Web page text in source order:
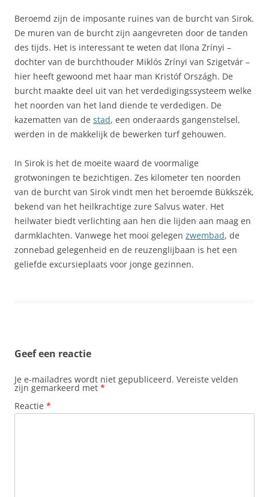
Beroemd zijn de imposante ruines van de burcht van Sirok.
De muren van de burcht zijn aangevreten door de tanden
des tijds. Het is interessant te weten dat Ilona Zrínyi –
dochter van de burchthouder Miklós Zrínyi van Szigetvár –
hier heeft gewoond met haar man Kristóf Országh. De
burcht maakte deel uit van het verdedigingssysteem welke
het noorden van het land diende te verdedigen. De
kazematten van de stad, een onderaards gangenstelsel,
werden in de makkelijk de bewerken turf gehouwen.
In Sirok is het de moeite waard de voormalige
grotwoningen te bezichtigen. Zes kilometer ten noorden
van de burcht van Sirok vindt men het beroemde Bükkszék,
bekend van het heilkrachtige zure Salvus water. Het
heilwater biedt verlichting aan hen die lijden aan maag en
darmklachten. Vanwege het mooi gelegen zwembad, de
zonnebad gelegenheid en de reuzenglijbaan is het een
geliefde excursieplaats voor jonge gezinnen.
Geef een reactie
Je e-mailadres wordt niet gepubliceerd. Vereiste velden
zijn gemarkeerd met *
Reactie *